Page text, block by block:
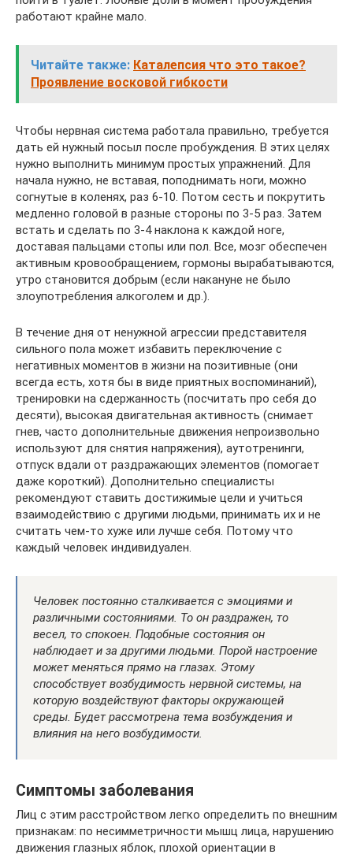
работают крайне мало.
Читайте также: Каталепсия что это такое?
Проявление восковой гибкости
Чтобы нервная система работала правильно, требуется
дать ей нужный посыл после пробуждения. В этих целях
нужно выполнить минимум простых упражнений. Для
начала нужно, не вставая, поподнимать ноги, можно
согнутые в коленях, раз 6-10. Потом сесть и покрутить
медленно головой в разные стороны по 3-5 раз. Затем
встать и сделать по 3-4 наклона к каждой ноге,
доставая пальцами стопы или пол. Все, мозг обеспечен
активным кровообращением, гормоны вырабатываются,
утро становится добрым (если накануне не было
злоупотребления алкоголем и др.).
В течение дня от ненужной агрессии представителя
сильного пола может избавить переключение с
негативных моментов в жизни на позитивные (они
всегда есть, хотя бы в виде приятных воспоминаний),
тренировки на сдержанность (посчитать про себя до
десяти), высокая двигательная активность (снимает
гнев, часто дополнительные движения непроизвольно
используют для снятия напряжения), аутотренинги,
отпуск вдали от раздражающих элементов (помогает
даже короткий). Дополнительно специалисты
рекомендуют ставить достижимые цели и учиться
взаимодействию с другими людьми, принимать их и не
считать чем-то хуже или лучше себя. Потому что
каждый человек индивидуален.
Человек постоянно сталкивается с эмоциями и
различными состояниями. То он раздражен, то
весел, то спокоен. Подобные состояния он
наблюдает и за другими людьми. Порой настроение
может меняться прямо на глазах. Этому
способствует возбудимость нервной системы, на
которую воздействуют факторы окружающей
среды. Будет рассмотрена тема возбуждения и
влияния на него возбудимости.
Симптомы заболевания
Лиц с этим расстройством легко определить по внешним
признакам: по несимметричности мышц лица, нарушению
движения глазных яблок, плохой ориентации в